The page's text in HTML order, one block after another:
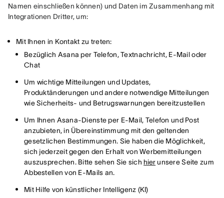
Namen einschließen können) und Daten im Zusammenhang mit
Integrationen Dritter, um:
Mit Ihnen in Kontakt zu treten:
Bezüglich Asana per Telefon, Textnachricht, E-Mail oder
Chat
Um wichtige Mitteilungen und Updates,
Produktänderungen und andere notwendige Mitteilungen
wie Sicherheits- und Betrugswarnungen bereitzustellen
Um Ihnen Asana-Dienste per E-Mail, Telefon und Post
anzubieten, in Übereinstimmung mit den geltenden
gesetzlichen Bestimmungen. Sie haben die Möglichkeit,
sich jederzeit gegen den Erhalt von Werbemitteilungen
auszusprechen. Bitte sehen Sie sichhierunsere Seite zum
Abbestellen von E-Mails an.
Mit Hilfe von künstlicher Intelligenz (KI)